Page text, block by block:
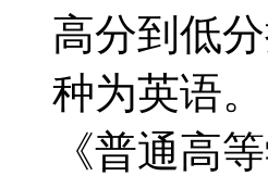
高分到低
种为英语
《普通